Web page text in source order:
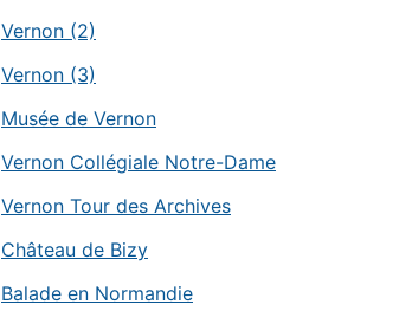
Vernon (2)
Vernon (3)
Musée de Vernon
Vernon Collégiale Notre-Dame
Vernon Tour des Archives
Château de Bizy
Balade en Normandie